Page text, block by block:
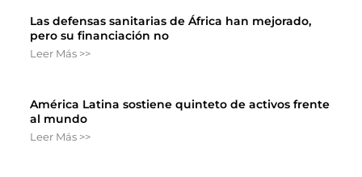
Las defensas sanitarias de África han mejorado,
pero su financiación no
Leer Más >>
América Latina sostiene quinteto de activos frente
al mundo
Leer Más >>